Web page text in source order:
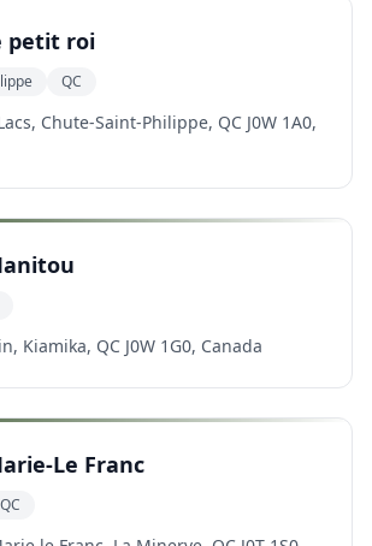
petit roi
QC
Chute-Saint-Philippe, QC J0W 1A0,
Kiamika, QC J0W 1G0, Canada
Le Franc
QC